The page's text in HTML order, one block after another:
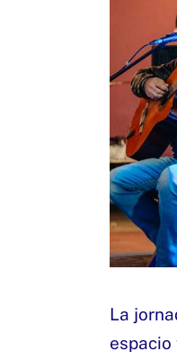
La
espacio